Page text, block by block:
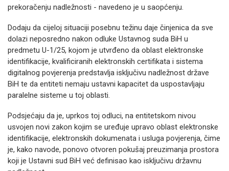
prekoračenju nadležnosti - navedeno je u saopćenju.
Dodaju da cijeloj situaciji posebnu težinu daje činjenica da sve
dolazi neposredno nakon odluke Ustavnog suda BiH u
predmetu U-1/25, kojom je utvrđeno da oblast elektronske
identifikacije, kvalificiranih elektronskih certifikata i sistema
digitalnog povjerenja predstavlja isključivu nadležnost države
BiH te da entiteti nemaju ustavni kapacitet da uspostavljaju
paralelne sisteme u toj oblasti.
Podsjećaju da je, uprkos toj odluci, na entitetskom nivou
usvojen novi zakon kojim se uređuje upravo oblast elektronske
identifikacije, elektronskih dokumenata i usluga povjerenja, čime
je, kako navode, ponovo otvoren pokušaj preuzimanja prostora
koji je Ustavni sud BiH već definisao kao isključivu državnu